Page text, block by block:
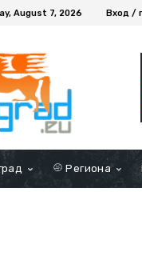
August 7, 2026 Вход /
Региона